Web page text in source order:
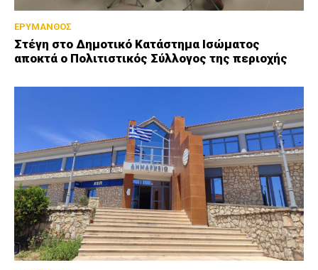
ΕΡΥΜΑΝΘΟΣ
Στέγη στο Δημοτικό Κατάστημα Ισώματος
αποκτά ο Πολιτιστικός Σύλλογος της περιοχής